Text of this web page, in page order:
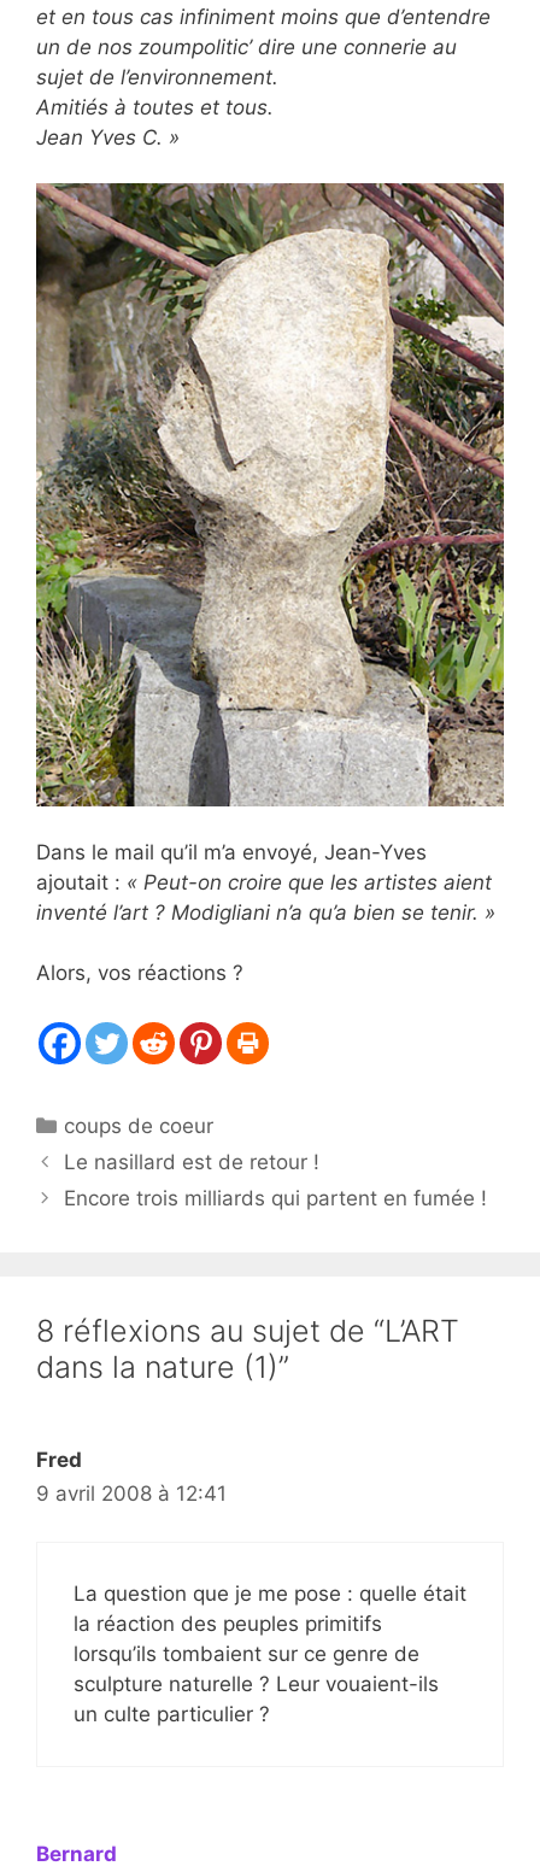
et en tous cas infiniment moins que d’entendre
un de nos zoumpolitic’ dire une connerie au
sujet de l’environnement.
Amitiés à toutes et tous.
Jean Yves C. »
Dans le mail qu’il m’a envoyé, Jean-Yves
ajoutait : « Peut-on croire que les artistes aient
inventé l’art ? Modigliani n’a qu’a bien se tenir. »
Alors, vos réactions ?
Catégories
coups de coeur
Le nasillard est de retour !
Encore trois milliards qui partent en fumée !
8 réflexions au sujet de “L’ART
dans la nature (1)”
Fred
9 avril 2008 à 12:41
La question que je me pose : quelle était
la réaction des peuples primitifs
lorsqu’ils tombaient sur ce genre de
sculpture naturelle ? Leur vouaient-ils
un culte particulier ?
Bernard